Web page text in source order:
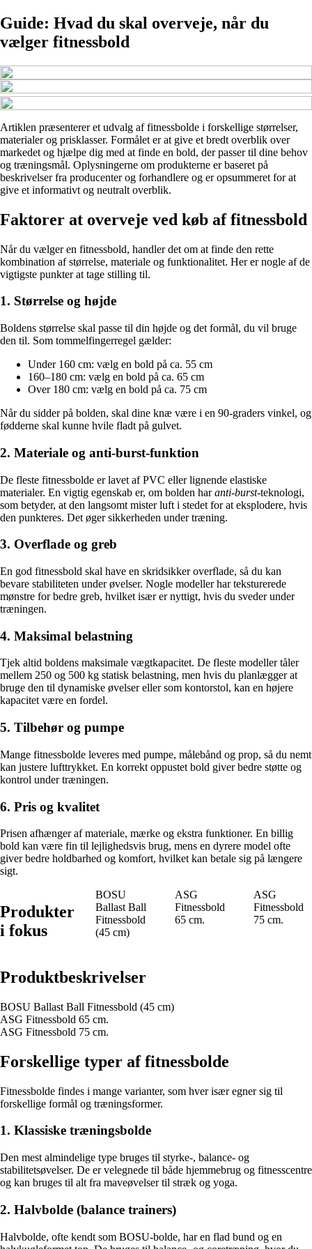
Guide: Hvad du skal overveje, når du
vælger fitnessbold
Artiklen præsenterer et udvalg af fitnessbolde i forskellige størrelser,
materialer og prisklasser. Formålet er at give et bredt overblik over
markedet og hjælpe dig med at finde en bold, der passer til dine behov
og træningsmål. Oplysningerne om produkterne er baseret på
beskrivelser fra producenter og forhandlere og er opsummeret for at
give et informativt og neutralt overblik.
Faktorer at overveje ved køb af fitnessbold
Når du vælger en fitnessbold, handler det om at finde den rette
kombination af størrelse, materiale og funktionalitet. Her er nogle af de
vigtigste punkter at tage stilling til.
1. Størrelse og højde
Boldens størrelse skal passe til din højde og det formål, du vil bruge
den til. Som tommelfingerregel gælder:
Under 160 cm: vælg en bold på ca. 55 cm
160–180 cm: vælg en bold på ca. 65 cm
Over 180 cm: vælg en bold på ca. 75 cm
Når du sidder på bolden, skal dine knæ være i en 90-graders vinkel, og
fødderne skal kunne hvile fladt på gulvet.
2. Materiale og anti-burst-funktion
De fleste fitnessbolde er lavet af PVC eller lignende elastiske
materialer. En vigtig egenskab er, om bolden haranti-burst-teknologi,
som betyder, at den langsomt mister luft i stedet for at eksplodere, hvis
den punkteres. Det øger sikkerheden under træning.
3. Overflade og greb
En god fitnessbold skal have en skridsikker overflade, så du kan
bevare stabiliteten under øvelser. Nogle modeller har teksturerede
mønstre for bedre greb, hvilket især er nyttigt, hvis du sveder under
træningen.
4. Maksimal belastning
Tjek altid boldens maksimale vægtkapacitet. De fleste modeller tåler
mellem 250 og 500 kg statisk belastning, men hvis du planlægger at
bruge den til dynamiske øvelser eller som kontorstol, kan en højere
kapacitet være en fordel.
5. Tilbehør og pumpe
Mange fitnessbolde leveres med pumpe, målebånd og prop, så du nemt
kan justere lufttrykket. En korrekt oppustet bold giver bedre støtte og
kontrol under træningen.
6. Pris og kvalitet
Prisen afhænger af materiale, mærke og ekstra funktioner. En billig
bold kan være fin til lejlighedsvis brug, mens en dyrere model ofte
giver bedre holdbarhed og komfort, hvilket kan betale sig på længere
sigt.
Produkter
i fokus
BOSU
Ballast Ball
Fitnessbold
(45 cm)
ASG
Fitnessbold
65 cm.
ASG
Fitnessbold
75 cm.
Produktbeskrivelser
BOSU Ballast Ball Fitnessbold (45 cm)
ASG Fitnessbold 65 cm.
ASG Fitnessbold 75 cm.
Forskellige typer af fitnessbolde
Fitnessbolde findes i mange varianter, som hver især egner sig til
forskellige formål og træningsformer.
1. Klassiske træningsbolde
Den mest almindelige type bruges til styrke-, balance- og
stabilitetsøvelser. De er velegnede til både hjemmebrug og fitnesscentre
og kan bruges til alt fra maveøvelser til stræk og yoga.
2. Halvbolde (balance trainers)
Halvbolde, ofte kendt som BOSU-bolde, har en flad bund og en